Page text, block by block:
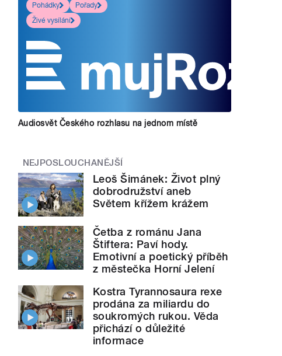
Pohádky
Pořady
Živé vysílání
Audiosvět Českého rozhlasu na jednom místě
NEJPOSLOUCHANĚJŠÍ
Leoš Šimánek: Život plný
dobrodružství aneb
Světem křížem krážem
Četba z románu Jana
Štiftera: Paví hody.
Emotivní a poetický příběh
z městečka Horní Jelení
Kostra Tyrannosaura rexe
prodána za miliardu do
soukromých rukou. Věda
přichází o důležité
informace